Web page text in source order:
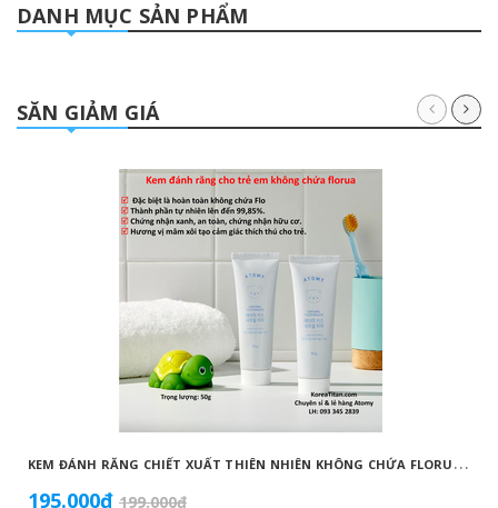
DANH MỤC SẢN PHẨM
SĂN GIẢM GIÁ
K
EM ĐÁNH RĂNG CHIẾT XUẤT THIÊN NHIÊN KHÔNG CHỨA FLORUA AN TOÀN DÀNH CHO TRẺ EM ( 50G) - ATOMY KID NATURAL TOOTHPASTE (NON FLUORIDE) - 애터미 키즈 내추럴 치약 - НАТУРАЛЬНАЯ ДЕТСКАЯ ЗУБНАЯ ПАСТА ATOMY
195.000₫ 199.000₫